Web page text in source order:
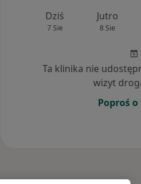
Dziś
7 Sie
Jutro
8 Sie
Ta klinika nie
wizyt
Poproś